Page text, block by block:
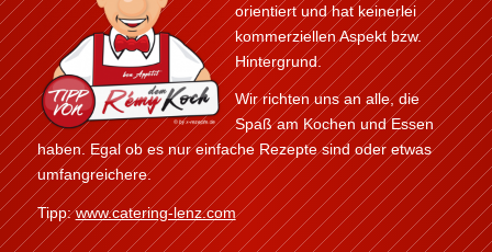
orientiert und hat keinerlei
kommerziellen Aspekt bzw.
Hintergrund.
Wir richten uns an alle, die
Spaß am Kochen und Essen
haben. Egal ob es nur einfache Rezepte sind oder etwas
umfangreichere.
Tipp:www.catering-lenz.com